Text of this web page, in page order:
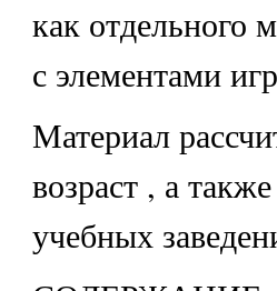
как отдельного
с элементами
Материал
возраст , а
учебных